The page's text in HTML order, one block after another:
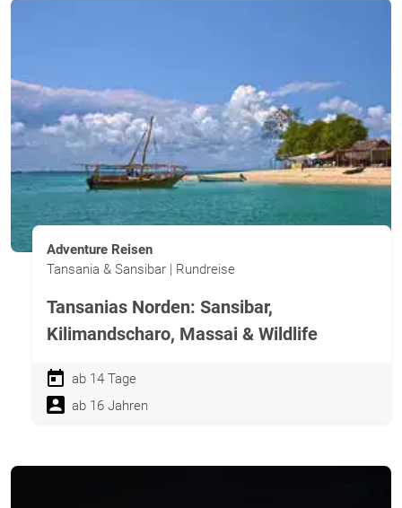
Adventure Reisen
Tansania & Sansibar | Rundreise
Tansanias Norden: Sansibar,
Kilimandscharo, Massai & Wildlife
ab 14 Tage
ab 16 Jahren